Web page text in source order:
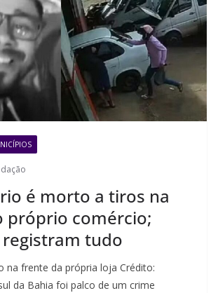
é morto a tiros na
próprio comércio;
tudo
na frente da própria loja Crédito:
da Bahia foi palco de um crime